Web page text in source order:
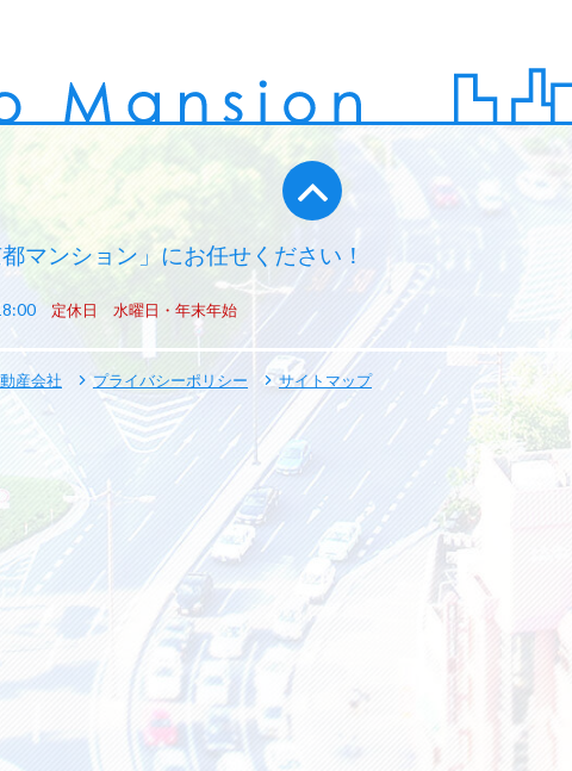
マンション」にお任せください！
定休日 水曜日・年末年始
産会社 プライバシーポリシー サイトマップ